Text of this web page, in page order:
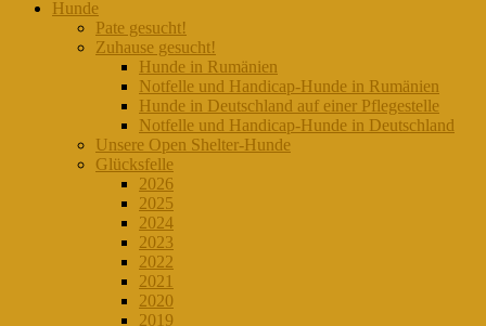
Hunde
Pate gesucht!
Zuhause gesucht!
Hunde in Rumänien
Notfelle und Handicap-Hunde in Rumänien
Hunde in Deutschland auf einer Pflegestelle
Notfelle und Handicap-Hunde in Deutschland
Unsere Open Shelter-Hunde
Glücksfelle
2026
2025
2024
2023
2022
2021
2020
2019